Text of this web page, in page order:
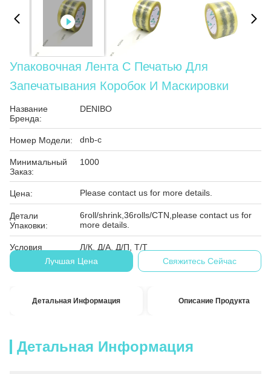
Упаковочная Лента С Печатью Для
Запечатывания Коробок И Маскировки
Название
Бренда:
DENIBO
Номер Модели: dnb-c
Минимальный
Заказ:
1000
Цена: Please contact us for more details.
Детали
Упаковки:
6roll/shrink,36rolls/CTN,please contact us for
more details.
Условия
Оплаты:
Л/К, Д/А, Д/П, Т/Т
Лучшая Цена
Свяжитесь Сейчас
Детальная Информация Описание Продукта
Детальная Информация